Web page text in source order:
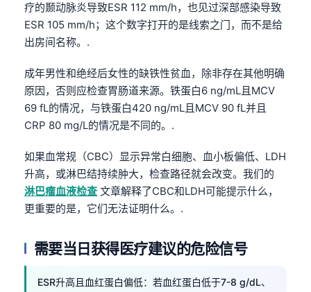
疗的颞动脉炎导致ESR 112 mm/h，也见过深部感染导致
ESR 105 mm/h；这个数字打开的是线索之门，而不是给
出房间名称。.
成年男性和绝经后女性的缺铁性贫血，除非存在其他明确
原因，否则应检查胃肠道来源。铁蛋白6 ng/mL且MCV
69 fL的情况，与铁蛋白420 ng/mL且MCV 90 fL并且
CRP 80 mg/L的情况是不同的。.
如果血常规（CBC）显示异常白细胞、血小板偏低、LDH
升高，或淋巴结持续肿大，检查路径就会改变。我们的
淋巴瘤血液检查 文章解释了CBC和LDH可能提示什么，
更重要的是，它们无法证明什么。.
需要当日获得医疗建议的危险信号
ESR升高且血红蛋白偏低：若血红蛋白低于7-8 g/dL、
O‘zbekcha
Қазақ тілі
Suomi
Hrvatski
Slovenčina
پښتو
سنڌي
සිංහල
Galego
Latviešu valoda